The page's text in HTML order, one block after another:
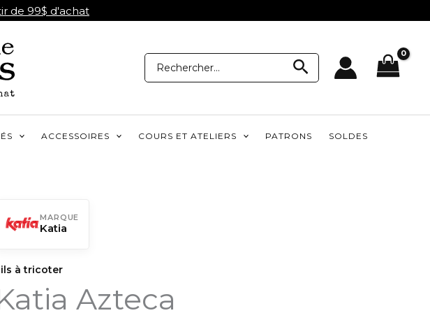
de 99$ d'achat
Recherche
pour:
Recherche
ACCESSOIRES COURS ET ATELIERS PATRONS SOLDES
MARQUE
Katia
à tricoter
Azteca